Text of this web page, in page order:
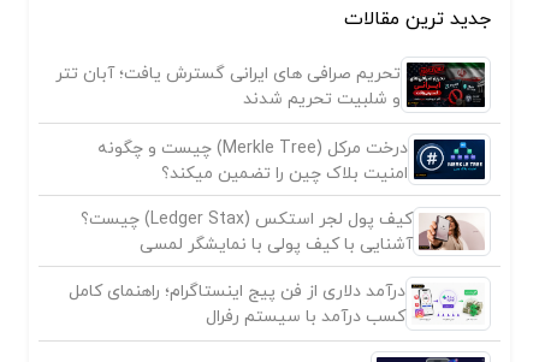
جدید ترین مقالات
تحریم صرافی های ایرانی گسترش یافت؛ آبان تتر
و شلبیت تحریم شدند
درخت مرکل (Merkle Tree) چیست و چگونه
امنیت بلاک چین را تضمین میکند؟
کیف پول لجر استکس (Ledger Stax) چیست؟
آشنایی با کیف پولی با نمایشگر لمسی
درآمد دلاری از فن پیج اینستاگرام؛ راهنمای کامل
کسب درآمد با سیستم رفرال